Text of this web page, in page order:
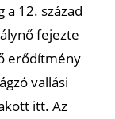
12. század
fejezte
erődítmény
vallási
itt. Az